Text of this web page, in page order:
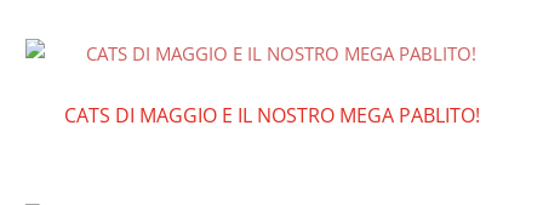
CATS DI MAGGIO E IL NOSTRO MEGA PABLITO!